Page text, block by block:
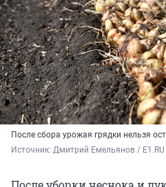
После сбора урожая грядки нельзя
Источник: Дмитрий Емельянов / E1.RU